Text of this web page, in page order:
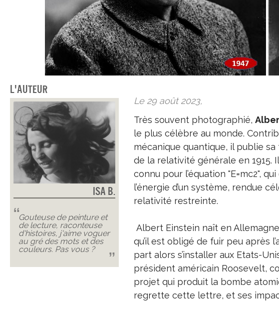
L'auteur
Isa B.
Gouteuse de peinture et
de lecture, raconteuse
d'histoires, j'aime voguer
au gré des mots et des
couleurs. Pas vous ?
Le 29 août 2023,
Très souvent photographié,
le plus célèbre au monde.
mécanique quantique, il publie
de la relativité générale en 1915.
connu pour l’équation "E=mc2",
l’énergie d’un système, rendue
relativité restreinte.
Albert Einstein naît en
qu’il est obligé de fuir peu après
part alors s’installer aux Etats-
président américain Roosevelt,
projet qui produit la bombe
regrette cette lettre, et ses